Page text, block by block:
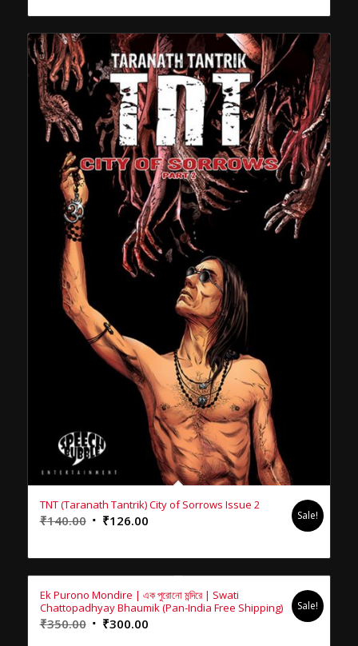
was:
₹499.00.
is:
₹449.00.
TNT (Taranath Tantrik) City of Sorrows Issue 2
₹140.00 Original
was:
₹140.00.
₹126.00Current
is:
₹126.00.
Sale!
Ek Purono Mondire | এক পুরোনো মন্দিরে | Swati
Chattopadhyay Bhaumik (Pan-India Free Shipping)
₹350.00 Original
₹300.00Current
Sale!